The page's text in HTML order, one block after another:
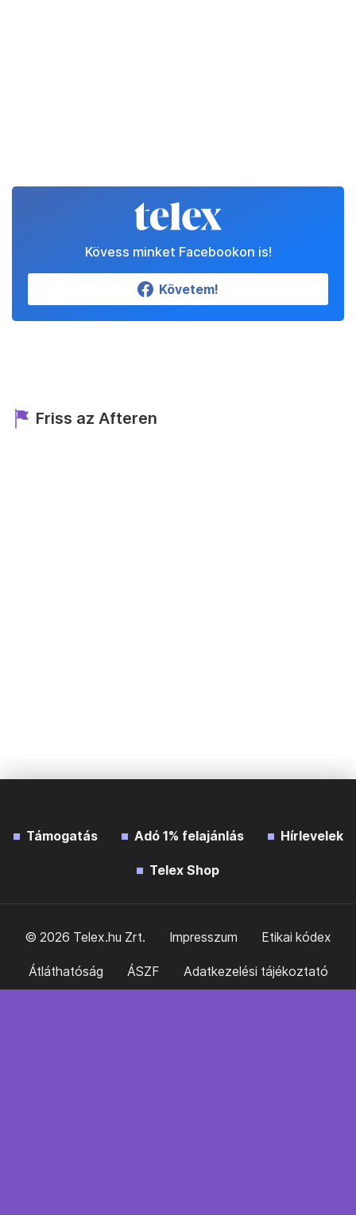
Kövess minket Facebookon is!
Követem!
Friss az Afteren
Támogatás Adó 1% felajánlás Hírlevelek
Telex Shop
© 2026 Telex.hu Zrt. Impresszum Etikai kódex
Átláthatóság ÁSZF Adatkezelési tájékoztató